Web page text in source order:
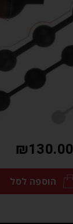
₪130.00
הוספה לסל